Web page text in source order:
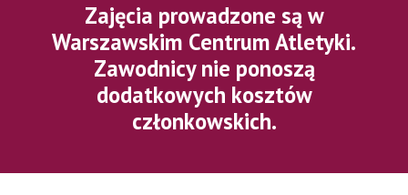
Zajęcia prowadzone są w
Warszawskim Centrum Atletyki.
Zawodnicy nie ponoszą
dodatkowych kosztów
członkowskich.